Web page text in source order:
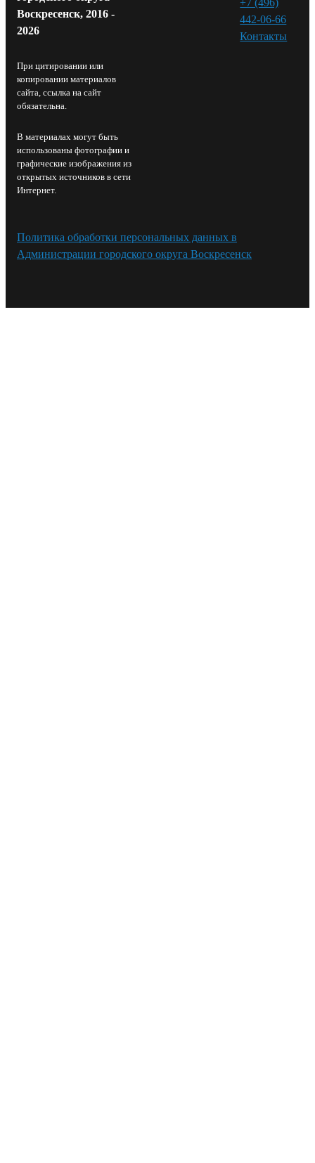
Воскресенск, 2016 -
2026
При цитировании или
копировании материалов
сайта, ссылка на сайт
обязательна.
В материалах могут быть
использованы фотографии и
графические изображения из
открытых источников в сети
Интернет.
442-06-66
Контакты⁠
Политика обработки персональных данных в
Администрации городского округа Воскресенск